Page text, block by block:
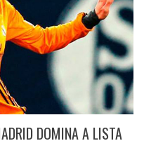
DOMINA A LISTA